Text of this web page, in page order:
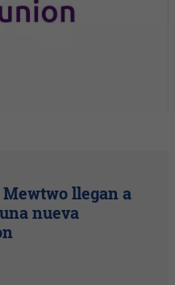
llegan a
nueva